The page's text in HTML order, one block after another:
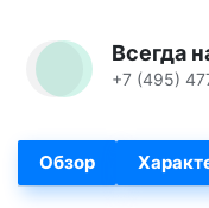
Всегда
+7 (495)
Обзор